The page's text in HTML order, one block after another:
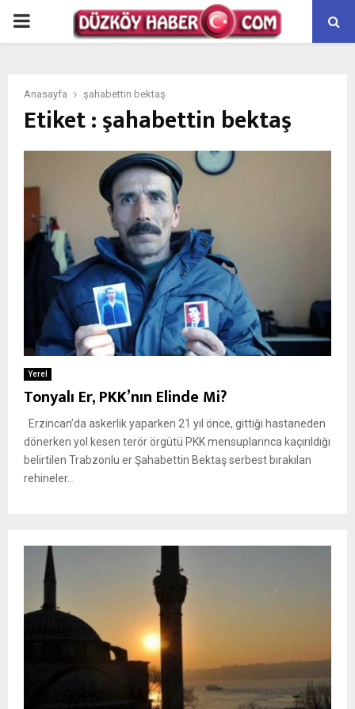
PRIMARY
Anasayfa şahabettin bektaş
Etiket : şahabettin bektaş
Yerel
Tonyalı Er, PKK’nın Elinde Mi?
Erzincan’da askerlik yaparken 21 yıl önce, gittiği hastaneden
dönerken yol kesen terör örgütü PKK mensuplarınca kaçırıldığı
belirtilen Trabzonlu er Şahabettin Bektaş serbest bırakılan
rehineler...